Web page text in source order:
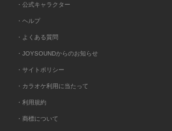
・公式キャラクター
・ヘルプ
・よくある質問
・JOYSOUNDからのお知らせ
・サイトポリシー
・カラオケ利用に当たって
・利用規約
・商標について